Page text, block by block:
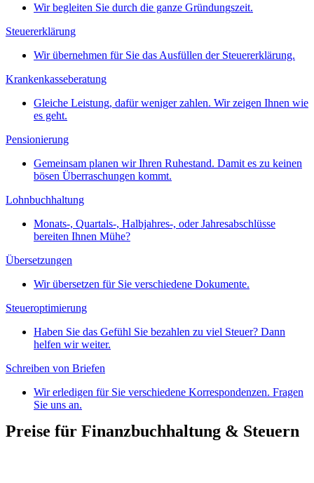
Wir begleiten Sie durch die ganze Gründungszeit.
Steuererklärung
Wir übernehmen für Sie das Ausfüllen der Steuererklärung.
Krankenkasseberatung
Gleiche Leistung, dafür weniger zahlen. Wir zeigen Ihnen wie
es geht.
Pensionierung
Gemeinsam planen wir Ihren Ruhestand. Damit es zu keinen
bösen Überraschungen kommt.
Lohnbuchhaltung
Monats-, Quartals-, Halbjahres-, oder Jahresabschlüsse
bereiten Ihnen Mühe?
Übersetzungen
Wir übersetzen für Sie verschiedene Dokumente.
Steueroptimierung
Haben Sie das Gefühl Sie bezahlen zu viel Steuer? Dann
helfen wir weiter.
Schreiben von Briefen
Wir erledigen für Sie verschiedene Korrespondenzen. Fragen
Sie uns an.
Preise für Finanzbuchhaltung & Steuern